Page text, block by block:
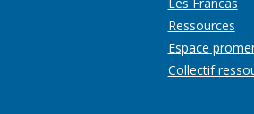
Ressources
Espace
Collectif